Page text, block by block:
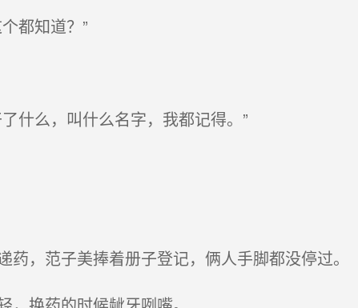
都知道？”
什么，叫什么名字，我都记得。”
，范子美捧着册子登记，俩人手脚都没停过。